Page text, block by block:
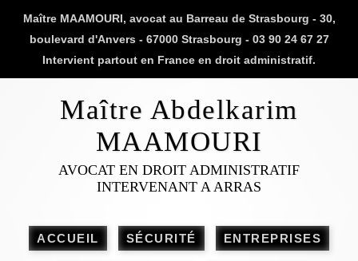
Maître MAAMOURI, avocat au Barreau de Strasbourg - 30,
boulevard d'Anvers - 67000 Strasbourg - 03 90 24 67 27
Intervient partout en France en droit administratif.
Maître Abdelkarim
MAAMOURI
AVOCAT EN DROIT ADMINISTRATIF
INTERVENANT A ARRAS
ACCUEIL SÉCURITÉ ENTREPRISES